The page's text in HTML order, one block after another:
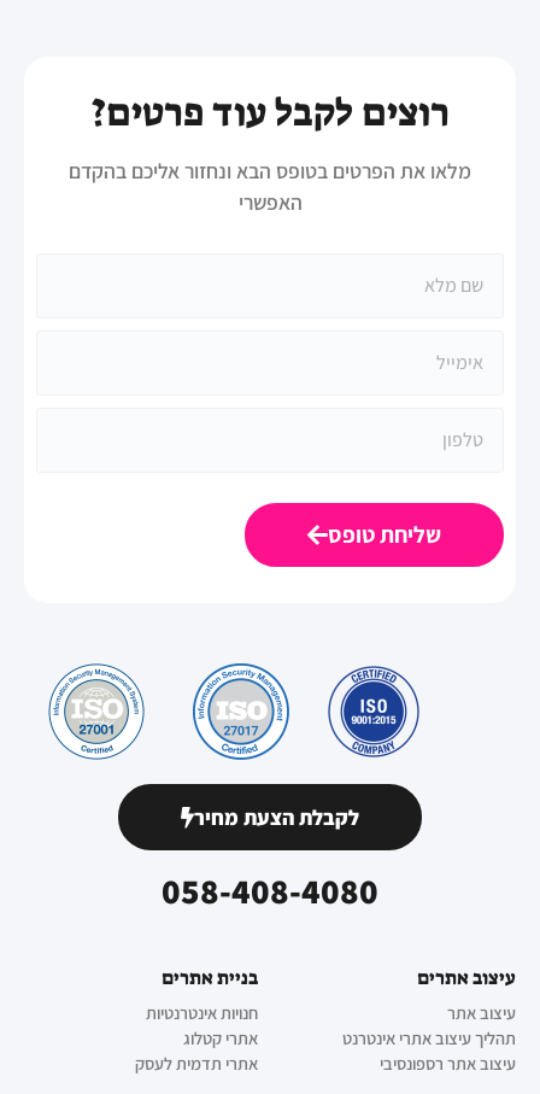
רוצים לקבל עוד פרטים?
מלאו את הפרטים בטופס הבא ונחזור אליכם בהקדם
האפשרי
שליחת טופס
לקבלת הצעת מחיר
058-408-4080
עיצוב אתרים
עיצוב אתר
תהליך עיצוב אתרי אינטרנט
עיצוב אתר רספונסיבי
בניית אתרים
חנויות אינטרנטיות
אתרי קטלוג
אתרי תדמית לעסק